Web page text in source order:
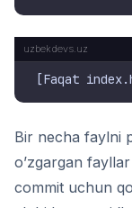
Bir necha faylni
o’zgargan
commit uchun